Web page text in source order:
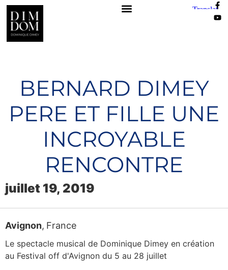
BERNARD DIMEY
PERE ET FILLE UNE
INCROYABLE
RENCONTRE
juillet 19, 2019
Avignon, France
Le spectacle musical de Dominique Dimey en création
au Festival off d'Avignon du 5 au 28 juillet